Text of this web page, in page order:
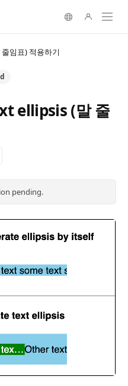
임표) 적용하기
ellipsis (말 줄
pending.